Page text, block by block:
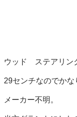
ウッド　ステアリン
29センチなのでかな
メーカー不明。